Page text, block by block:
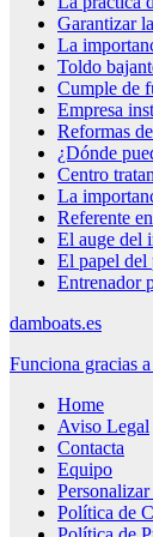
Garantizar
La
Toldo
Cumple de
Empresa
Reformas
¿Dónde
Centro
La
Referente
El auge del
El papel del
Entrenador
damboats.es
Funciona gracias
Home
Aviso Legal
Contacta
Equipo
Política de